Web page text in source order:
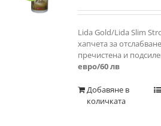
Lida Gold/Lida Slim
хапчета за
пречистена и
евро/60 лв
Добавяне в
количката